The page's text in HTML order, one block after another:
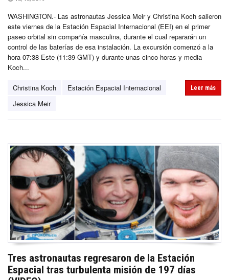
WASHINGTON.- Las astronautas Jessica Meir y Christina Koch salieron
este viernes de la Estación Espacial Internacional (EEI) en el primer
paseo orbital sin compañía masculina, durante el cual repararán un
control de las baterías de esa instalación. La excursión comenzó a la
hora 07:38 Este (11:39 GMT) y durante unas cinco horas y media
Koch...
Christina Koch
Estación Espacial Internacional
Jessica Meir
Leer más
Tres astronautas regresaron de la Estación
Espacial tras turbulenta misión de 197 días